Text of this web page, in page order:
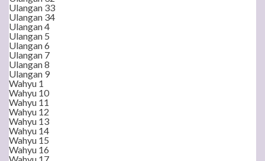
Ulangan 33
Ulangan 34
Ulangan 4
Ulangan 5
Ulangan 6
Ulangan 7
Ulangan 8
Ulangan 9
Wahyu 1
Wahyu 10
Wahyu 11
Wahyu 12
Wahyu 13
Wahyu 14
Wahyu 15
Wahyu 16